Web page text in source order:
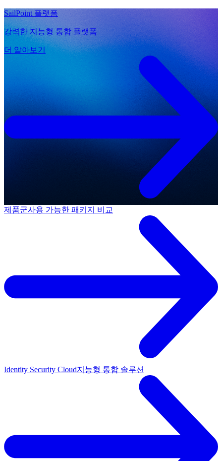
SailPoint 플랫폼
강력한 지능형 통합 플랫폼
더 알아보기
제품군사용 가능한 패키지 비교
Identity Security Cloud지능형 통합 솔루션